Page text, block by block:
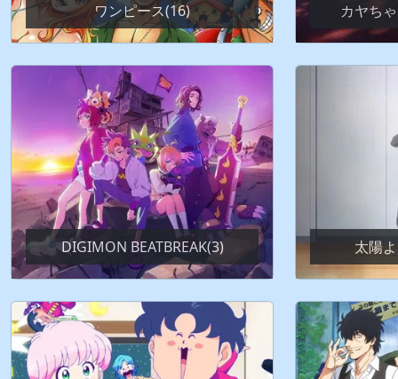
ワンピース(16) カヤち
DIGIMON BEATBREAK(3) 太陽